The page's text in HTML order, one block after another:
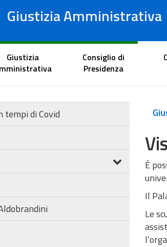
Giustizia Amministrativa
Tribunali Amministrativi Regionali
Portale del cittadino
Giustizia
Consiglio di
Presidenza
tempi di Covid
È
Il
Le